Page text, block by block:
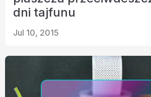
dni tajfunu
Jul 10, 2015